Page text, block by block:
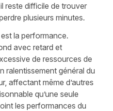
reste difficile de trouver
plusieurs minutes.
la performance.
avec retard et
de ressources de
ralentissement général du
affectant même d’autres
qu’une seule
les performances du